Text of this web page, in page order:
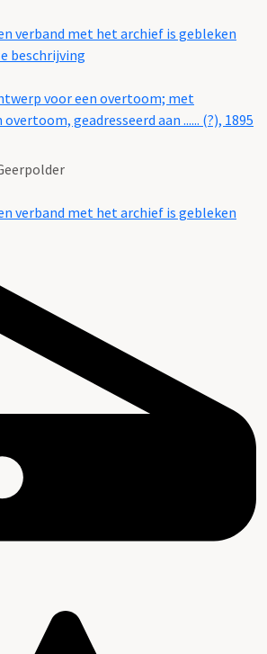
verband met het archief is gebleken
beschrijving
voor een overtoom; met
geadresseerd aan ...... (?), 1895
verband met het archief is gebleken